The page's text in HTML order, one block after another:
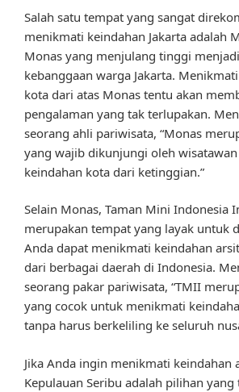
Salah satu tempat yang sangat
menikmati keindahan Jakarta adalah
Monas yang menjulang tinggi
kebanggaan warga Jakarta.
kota dari atas Monas tentu akan
pengalaman yang tak terlupakan.
seorang ahli pariwisata, “Monas
yang wajib dikunjungi oleh
keindahan kota dari ketinggian.”
Selain Monas, Taman Mini Indonesia
merupakan tempat yang layak untuk
Anda dapat menikmati keindahan
dari berbagai daerah di Indonesia.
seorang pakar pariwisata, “TMII
yang cocok untuk menikmati
tanpa harus berkeliling ke seluruh
Jika Anda ingin menikmati keindahan
Kepulauan Seribu adalah pilihan yang